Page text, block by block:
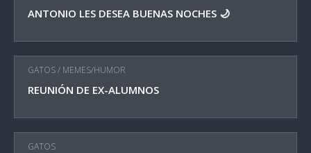
ANTONIO LES DESEA BUENAS NOCHES 🌙
GATOS/ MEMES/HUMOR
REUNIÓN DE EX-ALUMNOS
GATOS